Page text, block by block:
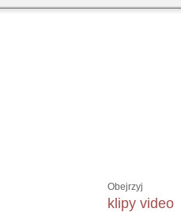
Obejrzyj
klipy video